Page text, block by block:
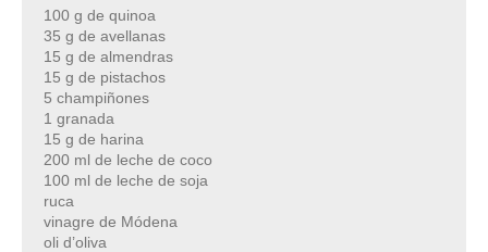
100 g de quinoa
35 g de avellanas
15 g de almendras
15 g de pistachos
5 champiñones
1 granada
15 g de harina
200 ml de leche de coco
100 ml de leche de soja
ruca
vinagre de Módena
oli d’oliva